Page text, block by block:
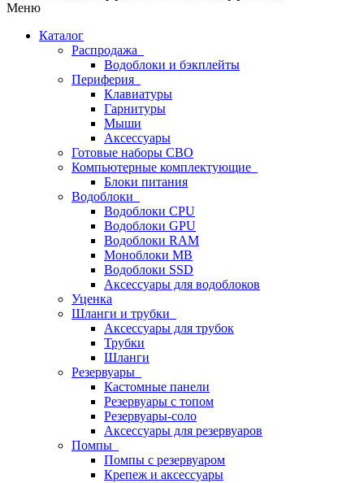
Меню
Каталог
Распродажа
Водоблоки и бэкплейты
Периферия
Клавиатуры
Гарнитуры
Мыши
Аксессуары
Готовые наборы СВО
Компьютерные комплектующие
Блоки питания
Водоблоки
Водоблоки CPU
Водоблоки GPU
Водоблоки RAM
Моноблоки MB
Водоблоки SSD
Аксессуары для водоблоков
Уценка
Шланги и трубки
Аксессуары для трубок
Трубки
Шланги
Резервуары
Кастомные панели
Резервуары с топом
Резервуары-соло
Аксессуары для резервуаров
Помпы
Помпы с резервуаром
Крепеж и аксессуары